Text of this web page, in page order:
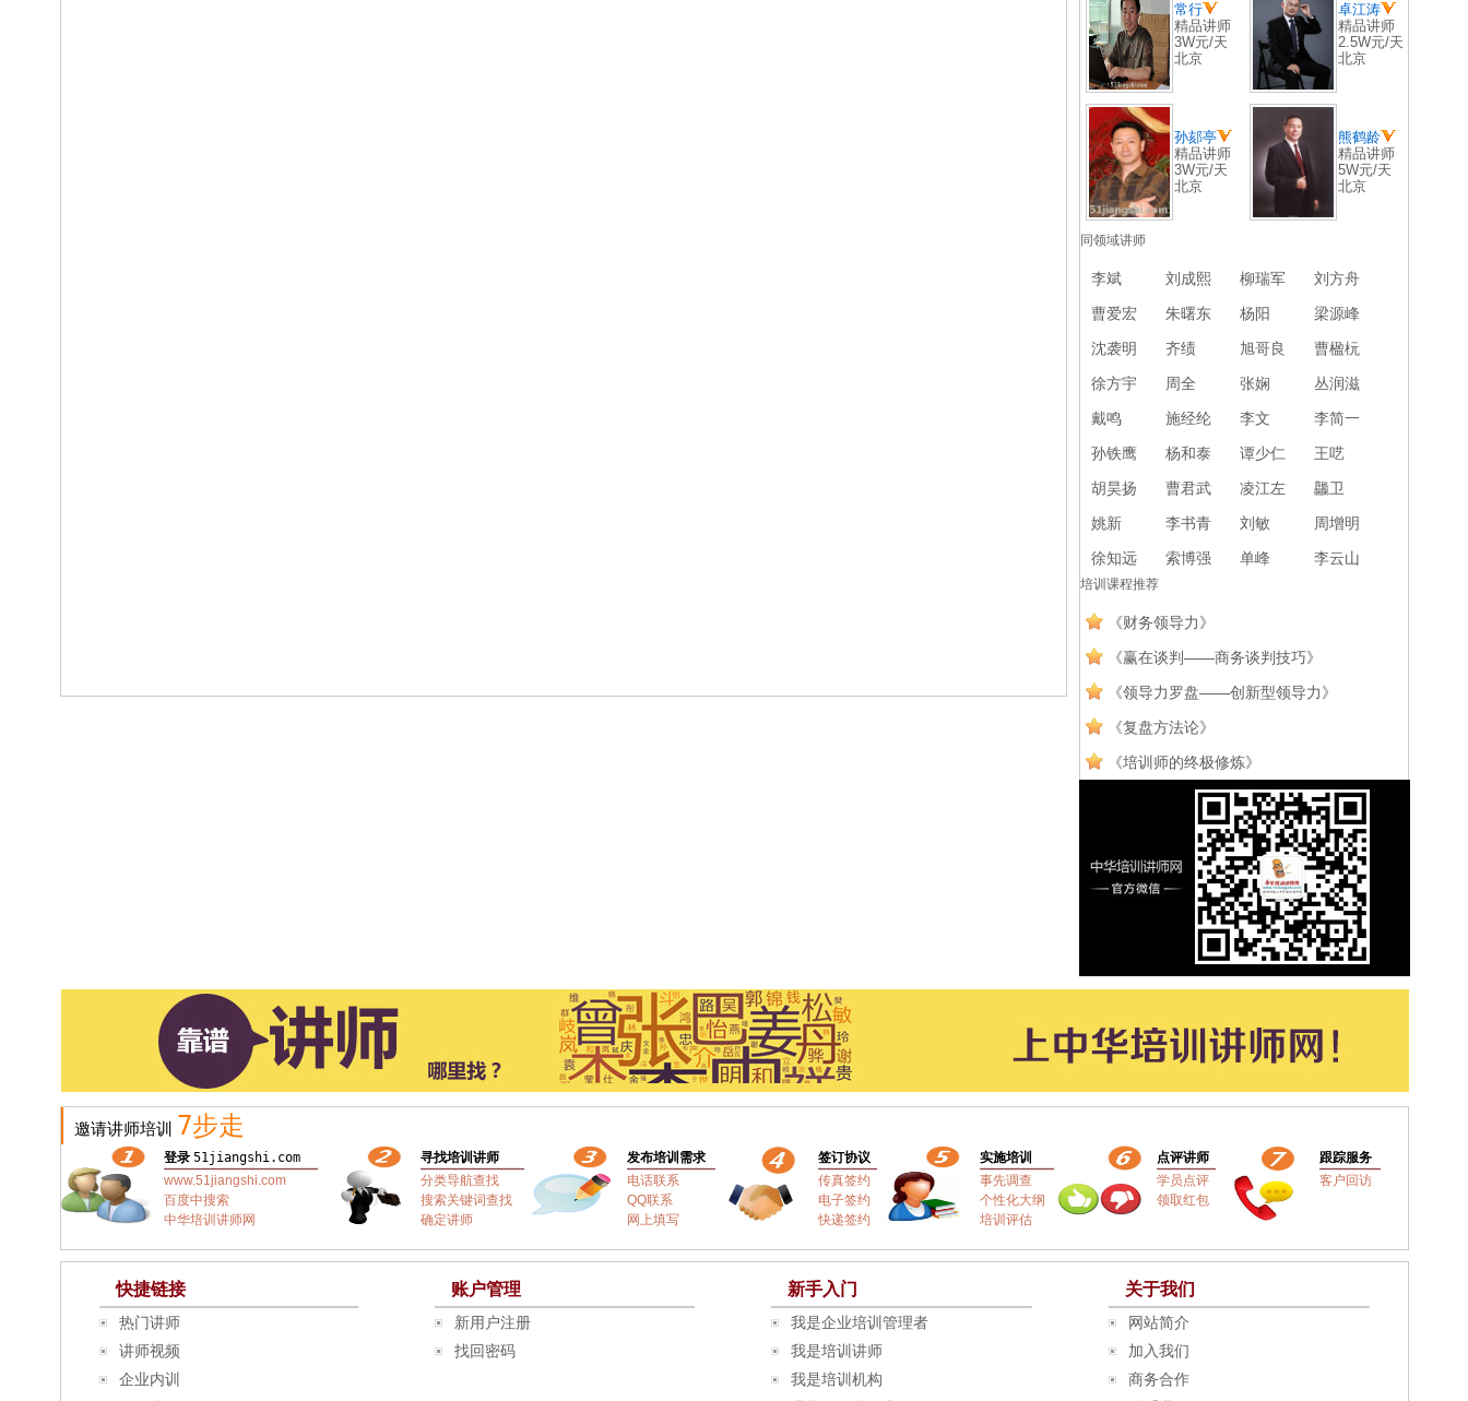
常行
精品讲师
3W元/天
北京
卓江涛
精品讲师
2.5W元/天
北京
孙郂亭
精品讲师
3W元/天
北京
熊鹤龄
精品讲师
5W元/天
北京
同领域讲师
李斌 刘成熙 柳瑞军
刘方舟
曹爱宏
朱曙东 杨阳
梁源峰
沈袭明
齐绩 旭哥良
曹楹杬
徐方宇
周全 张娴
丛润滋
戴鸣
施经纶 李文
李简一
孙铁鹰
杨和泰 谭少仁
王呓
胡昊扬
曹君武 凌江左
龘卫
姚新
李书青 刘敏
周增明
徐知远
索博强 单峰 李云山
培训课程推荐
《财务领导力》
《赢在谈判——商务谈判技巧》
《领导力罗盘——创新型领导力》
《复盘方法论》
《培训师的终极修炼》
邀请讲师培训 7步走
登录 51jiangshi.com
www.51jiangshi.com
百度中搜索
中华培训讲师网
寻找培训讲师
分类导航查找
搜索关键词查找
确定讲师
发布培训需求
电话联系
QQ联系
网上填写
签订协议
传真签约
电子签约
快递签约
实施培训
事先调查
个性化大纲
培训评估
点评讲师
学员点评
领取红包
跟踪服务
客户回访
快捷链接
热门讲师
讲师视频
企业内训
账户管理
新用户注册
找回密码
新手入门
我是企业培训管理者
我是培训讲师
我是培训机构
关于我们
网站简介
加入我们
商务合作